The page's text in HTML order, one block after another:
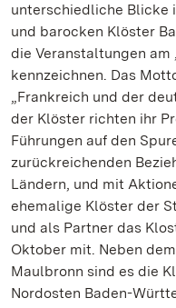
unterschiedliche Blicke
und barocken Klöster
die Veranstaltungen am
kennzeichnen. Das
„Frankreich und der
der Klöster richten ihr
Führungen auf den
zurückreichenden
Ländern, und mit
ehemalige Klöster der
und als Partner das
Oktober mit. Neben
Maulbronn sind es die
Nordosten Baden-